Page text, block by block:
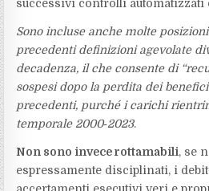
successivi controlli automatizzati
Sono incluse anche molte
precedenti definizioni agevolate
decadenza, il che consente di
sospesi dopo la perdita dei
precedenti, purché i carichi
temporale 2000‑2023.
Non sono invece rottamabili, se
espressamente disciplinati, i
accertamenti esecutivi veri e